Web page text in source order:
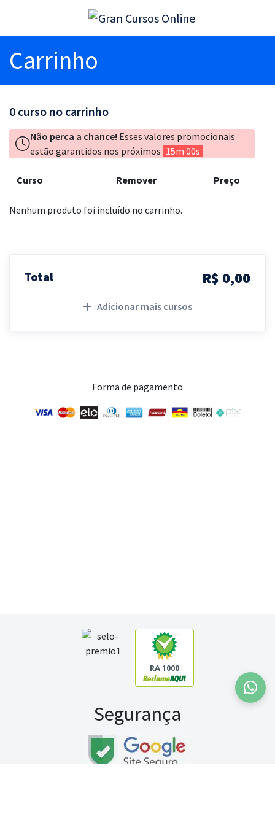
Carrinho
0 curso no carrinho
Não perca a chance! Esses valores promocionais
estão garantidos nos próximos 15m 00s
Curso Remover Preço
Nenhum produto foi incluído no carrinho.
Total R$ 0,00
Adicionar mais cursos
Forma de pagamento
RA 1000
Segurança